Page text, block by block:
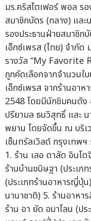
มร.คริสโตเฟอร์ พอล ร
สมาชิกบัตร (กลาง) แล
รองประธานฝ่ายสมาชิก
เอ็กซ์เพรส (ไทย) จำกัด
รางวัล “My Favorite
ถูกคัดเลือกจากจำนวนใ
เอ็กซ์เพรส จากร้านอาห
2548 โดยมีนักชิมคนดัง
ปรียามล ธนวิสุทธิ์ และ
พยาน โดยจัดขึ้น ณ บริเ
เซ็นทรัลเวิลด์ กรุงเทพ
1. ร้าน เลอ ดาลัด อินโ
ร้านบ้านขนิษฐา (ประเภ
(ประเภทร้านอาหารญี่ปุ่น
นานาชาติ) 5. ร้านอาหา
ร้าน อา ยัด อบาโลน (ป